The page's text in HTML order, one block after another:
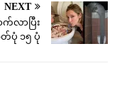
NEXT
က်လာပြီး
ပုံ ၁၅ ပုံ